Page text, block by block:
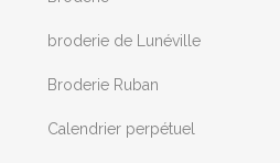
broderie de Lunéville
Broderie Ruban
Calendrier perpétuel